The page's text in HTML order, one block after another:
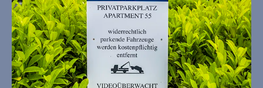
21°
MO
19°
DI
19°
MI